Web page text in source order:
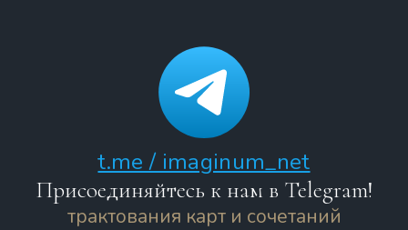
t.me / imaginum_net
Присоединяйтесь к нам в Telegram!
трактования карт и сочетаний